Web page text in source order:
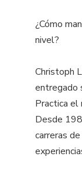
¿Cómo
nivel?
Christoph
entregado
Practica el
Desde
carreras